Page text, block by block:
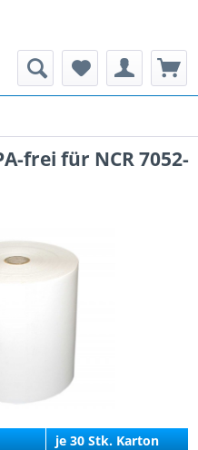
frei für NCR 7052-
je 30 Stk. Karton